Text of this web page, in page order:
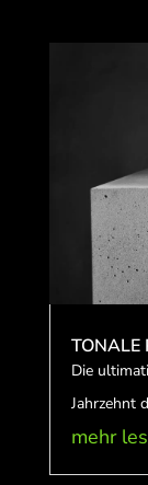
TONALE
Die
Jahrzehnt
mehr